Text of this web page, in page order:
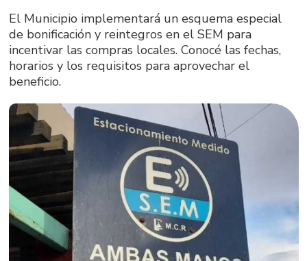
El Municipio implementará un esquema especial
de bonificación y reintegros en el SEM para
incentivar las compras locales. Conocé las fechas,
horarios y los requisitos para aprovechar el
beneficio.